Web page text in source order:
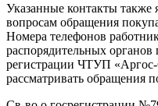
Указанные контакты также
вопросам обращения
Номера телефонов
распорядительных органов
регистрации ЧТУП
рассматривать обращения